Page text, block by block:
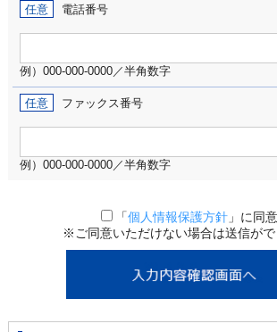
任意 電話番号
例）000-000-0000／半角数字
任意 ファックス番号
例）000-000-0000／半角数字
「個人情報保護方針 」に同
※ご同意いただけない場合は送信がで